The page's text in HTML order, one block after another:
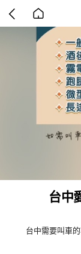
back
to
home
台中
台中需要叫車